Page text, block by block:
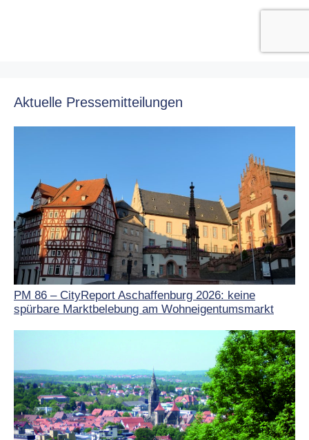
Aktuelle Pressemitteilungen
PM 86 – CityReport Aschaffenburg 2026: keine
spürbare Marktbelebung am Wohneigentumsmarkt